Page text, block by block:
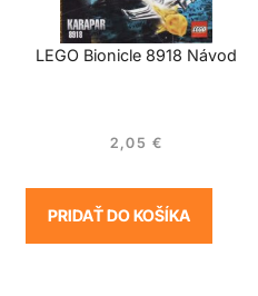
LEGO Bionicle 8918 Návod
2,05 €
PRIDAŤ DO KOŠÍKA